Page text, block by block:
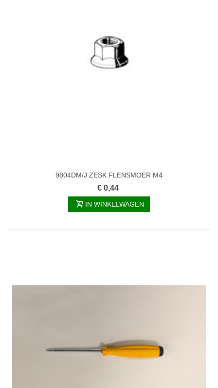
9804DM/J ZESK.FLENSMOER M4
€ 0,44
IN WINKELWAGEN